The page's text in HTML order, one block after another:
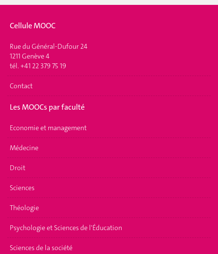
Cellule MOOC
Rue du Général-Dufour 24
1211 Genève 4
tél. +41 22 379 75 19
Contact
Les MOOCs par faculté
Economie et management
Médecine
Droit
Sciences
Théologie
Psychologie et Sciences de l'Éducation
Sciences de la société